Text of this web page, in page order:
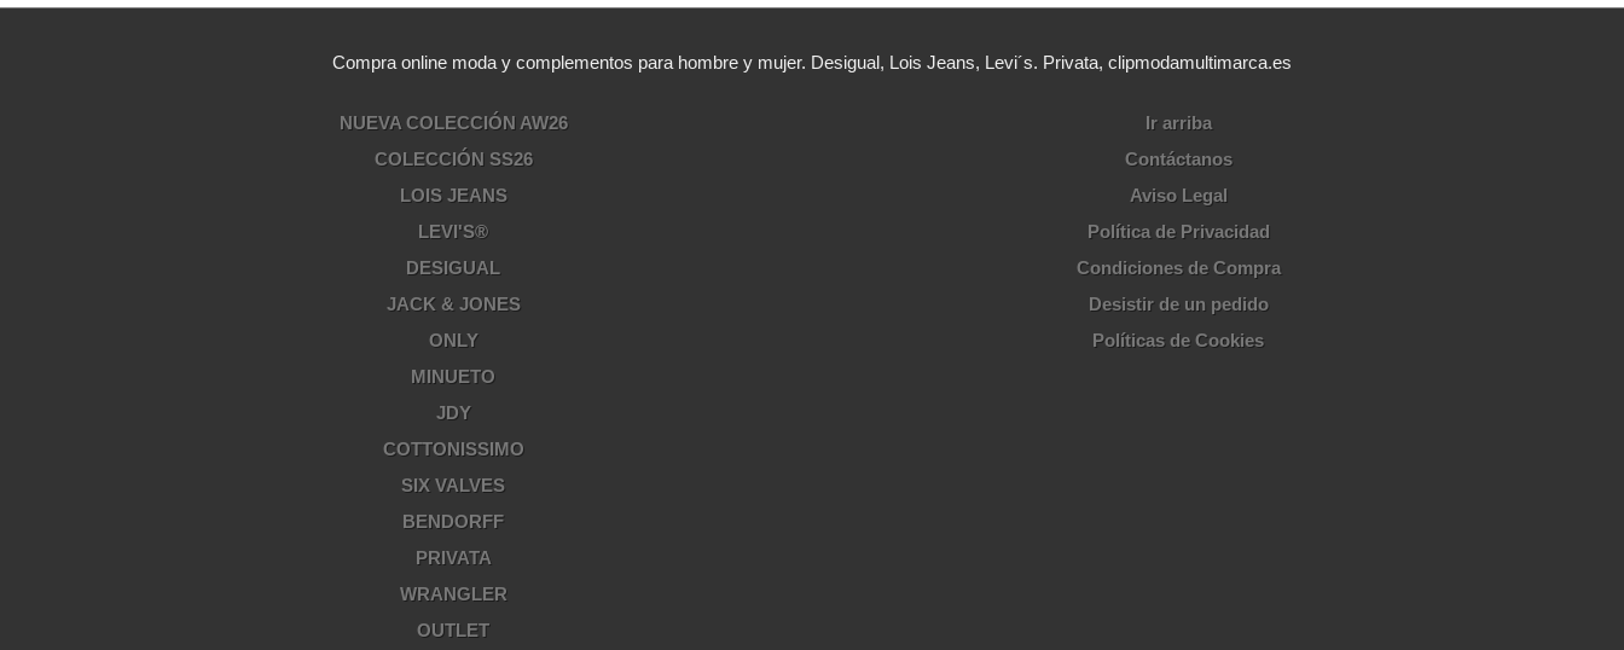
Compra online moda y complementos para hombre y mujer. Desigual, Lois Jeans, Levi´s. Privata, clipmodamultimarca.es
NUEVA COLECCIÓN AW26
COLECCIÓN SS26
LOIS JEANS
LEVI'S®
DESIGUAL
JACK & JONES
ONLY
MINUETO
JDY
COTTONISSIMO
SIX VALVES
BENDORFF
PRIVATA
WRANGLER
OUTLET
Ir arriba
Contáctanos
Aviso Legal
Política de Privacidad
Condiciones de Compra
Desistir de un pedido
Políticas de Cookies